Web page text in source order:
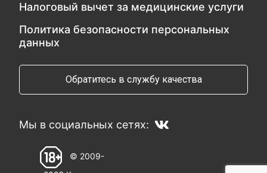
Налоговый вычет за медицинские услуги
Политика безопасности персональных
данных
Обратитесь в службу качества
Мы в социальных сетях:
© 2009-